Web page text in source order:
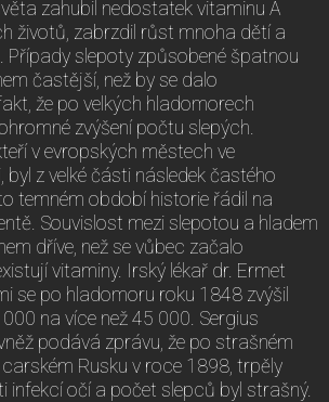
zahubil nedostatek vitaminu A
životů, zabrzdil růst mnoha dětí a
Případy slepoty způsobené špatnou
častější, než by se dalo
že po velkých hladomorech
zvýšení počtu slepých.
v evropských městech ve
byl z velké části následek častého
temném období historie řádil na
Souvislost mezi slepotou a hladem
dříve, než se vůbec začalo
vitaminy. Irský lékař dr. Ermet
se po hladomoru roku 1848 zvýšil
na více než 45 000. Sergius
podává zprávu, že po strašném
Rusku v roce 1898, trpěly
infekcí očí a počet slepců byl strašný.